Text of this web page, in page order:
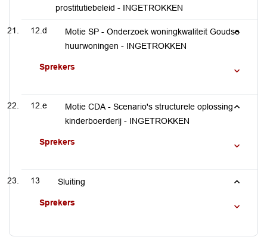
prostitutiebeleid - INGETROKKEN
12.d
Motie SP - Onderzoek woningkwaliteit Goudse
huurwoningen - INGETROKKEN
Sprekers
12.e
Motie CDA - Scenario's structurele oplossing
kinderboerderij - INGETROKKEN
Sprekers
13 Sluiting
Sprekers